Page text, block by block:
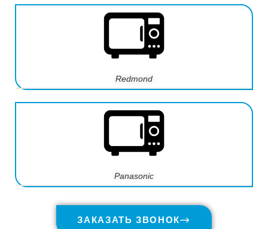
Redmond
Panasonic
ЗАКАЗАТЬ ЗВОНОК